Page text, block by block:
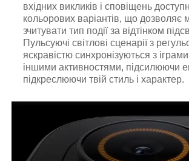
вхідних викликів і сповіщень
кольорових варіантів, що дозволяє
зчитувати тип події за відтінком
Пульсуючі світлові сценарії з
яскравістю синхронізуються з
іншими активностями, підсилюючи
підкреслюючи твій стиль і характер.